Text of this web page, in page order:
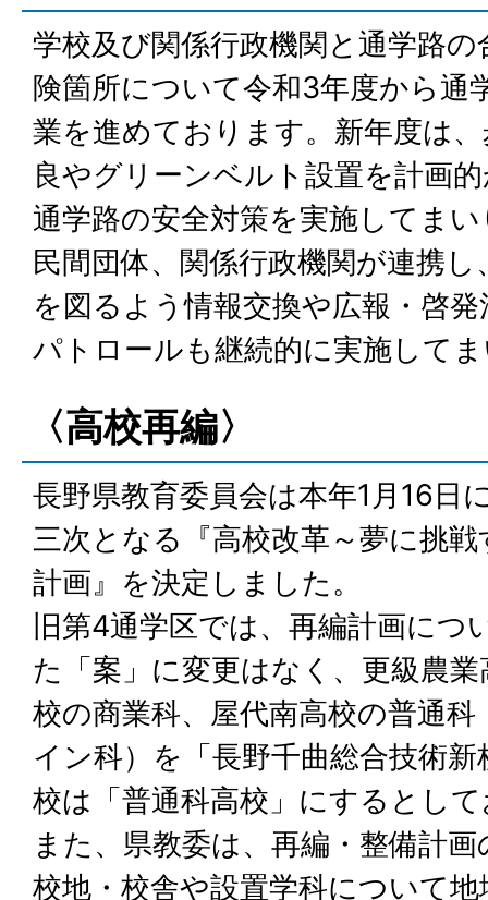
学校及び関係行政機関と通学路
険箇所について令和3年度から通
業を進めております。新年度は
良やグリーンベルト設置を計画
通学路の安全対策を実施してま
民間団体、関係行政機関が連携
を図るよう情報交換や広報・啓
パトロールも継続的に実施して
〈高校再編〉
長野県教育委員会は本年1月16日
三次となる『高校改革～夢に挑
計画』を決定しました。
旧第4通学区では、再編計画につ
た「案」に変更はなく、更級農
校の商業科、屋代南高校の普通
イン科）を「長野千曲総合技術
校は「普通科高校」にするとし
また、県教委は、再編・整備計
校地・校舎や設置学科について